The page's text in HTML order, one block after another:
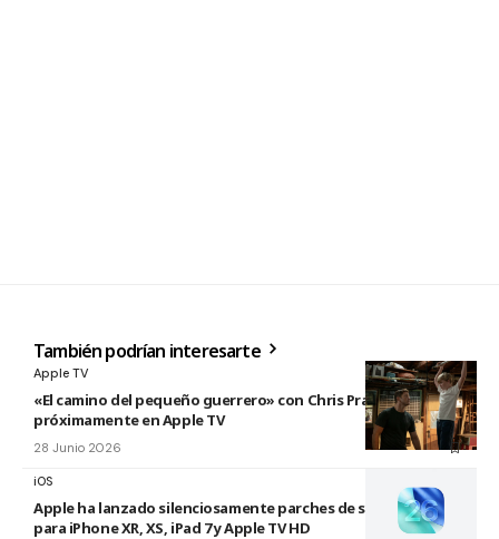
También podrían interesarte
Apple TV
«El camino del pequeño guerrero» con Chris Pratt
próximamente en Apple TV
28 Junio 2026
iOS
Apple ha lanzado silenciosamente parches de seguridad
para iPhone XR, XS, iPad 7 y Apple TV HD